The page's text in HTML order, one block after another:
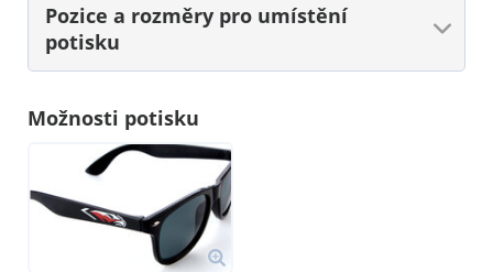
Pozice a rozměry pro umístění
potisku
Možnosti potisku